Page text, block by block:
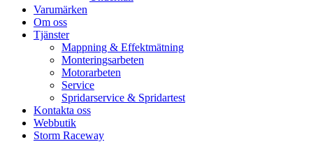
Varumärken
Om oss
Tjänster
Mappning & Effektmätning
Monteringsarbeten
Motorarbeten
Service
Spridarservice & Spridartest
Kontakta oss
Webbutik
Storm Raceway